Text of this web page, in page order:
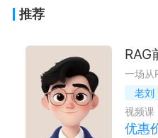
推荐
RAG
老刘
视频课|
优惠